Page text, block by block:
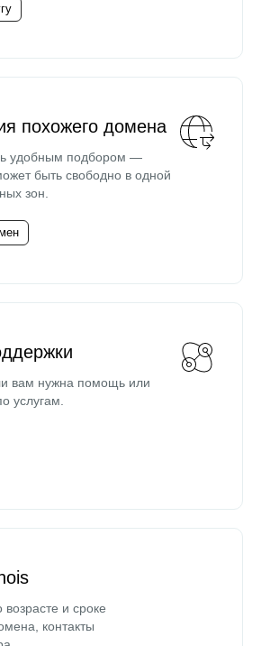
похожего домена
удобным подбором —
быть свободно в одной
зон.
вам нужна помощь или
услугам.
и сроке
контакты